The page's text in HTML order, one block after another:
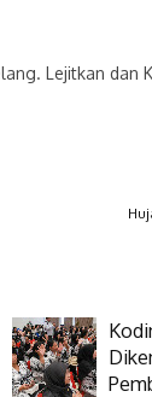
Lejitkan dan